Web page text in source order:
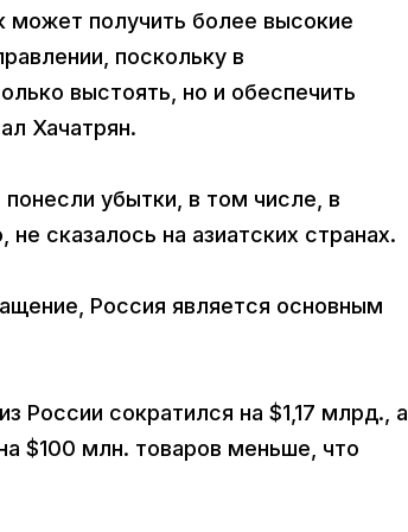
может получить более высокие
поскольку в
выстоять, но и обеспечить
Хачатрян.
убытки, в том числе, в
сказалось на азиатских странах.
Россия является основным
России сократился на $1,17 млрд., а
$100 млн. товаров меньше, что